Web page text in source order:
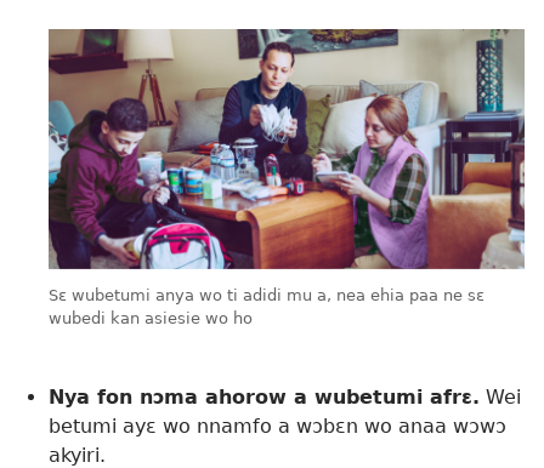
Sɛ wubetumi anya wo ti adidi mu a, nea ehia paa ne sɛ
wubedi kan asiesie wo ho
Nya fon nɔma ahorow a wubetumi afrɛ. Wei
betumi ayɛ wo nnamfo a wɔbɛn wo anaa wɔwɔ
akyiri.